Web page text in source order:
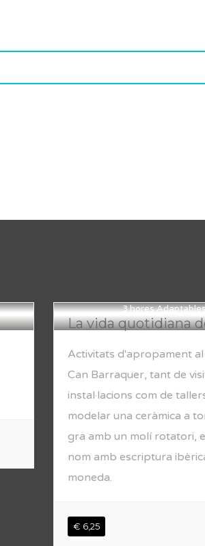
3 hores
La vida quotidiana
Activitats d'apropament al
Can Barraquer, tant de
instal·lacions com de
modelar una ceràmica a
gra amb un molí rotatori,
nom amb escriptura
moneda.
€ 6,25